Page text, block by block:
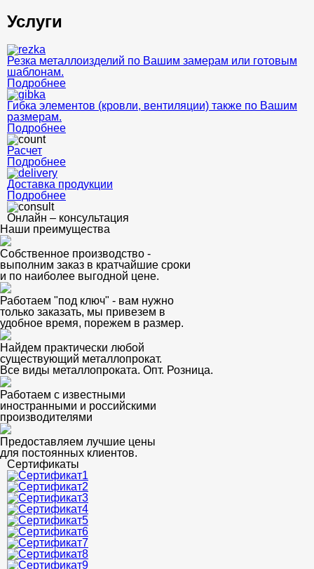
Услуги
Резка металлоизделий по Вашим замерам или готовым
шаблонам.
Подробнее
Гибка элементов (кровли, вентиляции) также по Вашим
размерам.
Подробнее
Расчет
Подробнее
Доставка продукции
Подробнее
Онлайн – консультация
Наши преимущества
Собственное производство -
выполним заказ в кратчайшие сроки
и по наиболее выгодной цене.
Работаем "под ключ" - вам нужно
только заказать, мы привезем в
удобное время, порежем в размер.
Найдем практически любой
существующий металлопрокат.
Все виды металлопроката. Опт. Розница.
Работаем с известными
иностранными и российскими
производителями
Предоставляем лучшие цены
для постоянных клиентов.
Сертификаты